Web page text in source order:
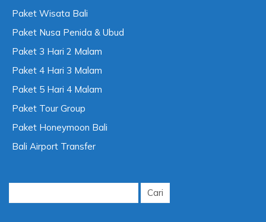
Paket Wisata Bali
Paket Nusa Penida & Ubud
Paket 3 Hari 2 Malam
Paket 4 Hari 3 Malam
Paket 5 Hari 4 Malam
Paket Tour Group
Paket Honeymoon Bali
Bali Airport Transfer
Cari